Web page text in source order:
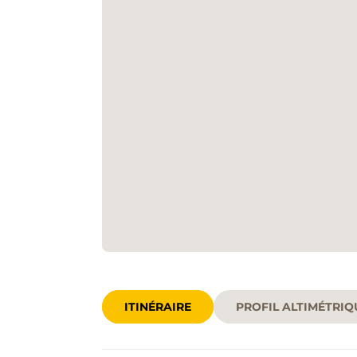
ITINÉRAIRE PROFIL